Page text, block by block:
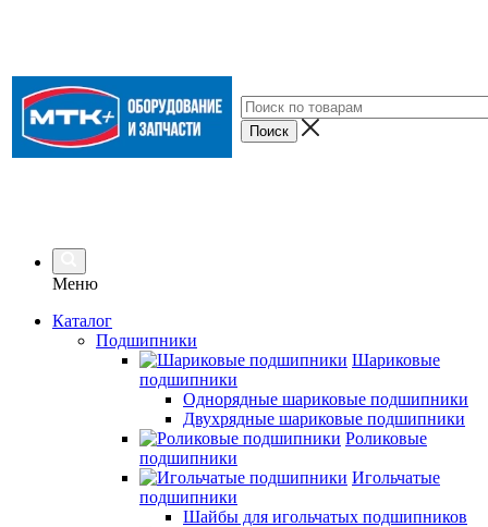
Меню
Каталог
Подшипники
Шариковые
подшипники
Однорядные шариковые подшипники
Двухрядные шариковые подшипники
Роликовые
подшипники
Игольчатые
подшипники
Шайбы для игольчатых подшипников